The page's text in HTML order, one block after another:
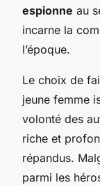
espionne au
incarne la
l’époque.
Le choix de
jeune femme
volonté des
riche et
répandus.
parmi les